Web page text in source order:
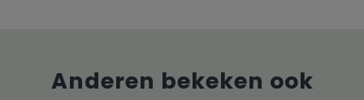
Anderen bekeken ook